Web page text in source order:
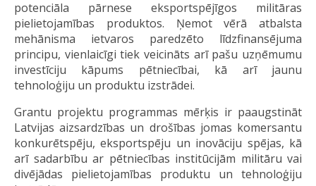
potenciāla pārnese eksportspējīgos militāras
pielietojamības produktos. Ņemot vērā atbalsta
mehānisma ietvaros paredzēto līdzfinansējuma
principu, vienlaicīgi tiek veicināts arī pašu uzņēmumu
investīciju kāpums pētniecībai, kā arī jaunu
tehnoloģiju un produktu izstrādei.
Grantu projektu programmas mērķis ir paaugstināt
Latvijas aizsardzības un drošības jomas komersantu
konkurētspēju, eksportspēju un inovāciju spējas, kā
arī sadarbību ar pētniecības institūcijām militāru vai
divējādas pielietojamības produktu un tehnoloģiju